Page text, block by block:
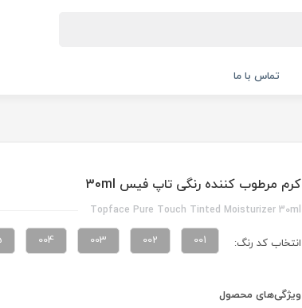
تماس با ما
کرم مرطوب کننده رنگی تاپ فیس 30ml
Topface Pure Touch Tinted Moisturizer 30ml
انتخاب کد رنگ: 001
002
003
004
ویژگی‌های محصول